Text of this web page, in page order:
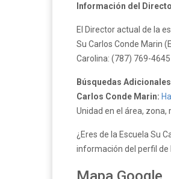
Información del
El Director actual de la
Su Carlos Conde Marin
Carolina: (787) 769-
Búsquedas
Carlos Conde Marin:
Unidad en el área, zona,
¿Eres de la Escuela Su
información del perfil de